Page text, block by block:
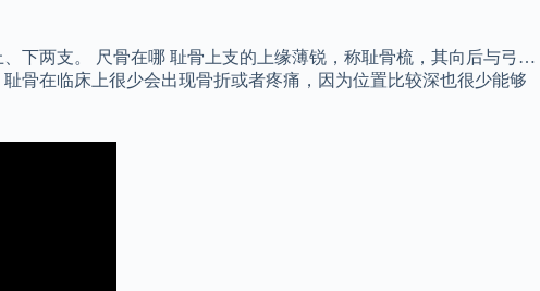
下两支。 尺骨在哪 耻骨上支的上缘薄锐，称耻骨梳，其向后与弓…
骨在临床上很少会出现骨折或者疼痛，因为位置比较深也很少能够